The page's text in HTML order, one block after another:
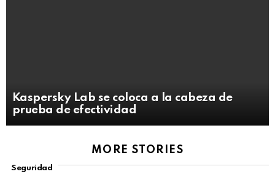
Kaspersky Lab se coloca a la cabeza de
prueba de efectividad
MORE STORIES
Seguridad